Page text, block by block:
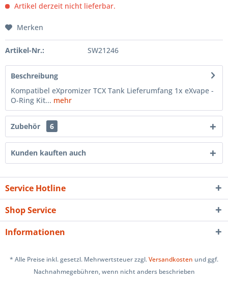
Artikel derzeit nicht lieferbar.
Merken
Artikel-Nr.: SW21246
Beschreibung
Kompatibel eXpromizer TCX Tank Lieferumfang 1x eXvape -
O-Ring Kit... mehr
Zubehör 6
Kunden kauften auch
Service Hotline
Shop Service
Informationen
* Alle Preise inkl. gesetzl. Mehrwertsteuer zzgl.Versandkosten und ggf.
Nachnahmegebühren, wenn nicht anders beschrieben